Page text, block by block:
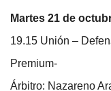
Martes 21 de
19.15 Unión –
Premium-
Árbitro: Nazareno